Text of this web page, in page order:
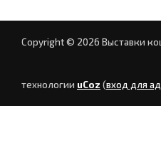
Copyright © 2026 Выставки
технологии uCoz (вход для